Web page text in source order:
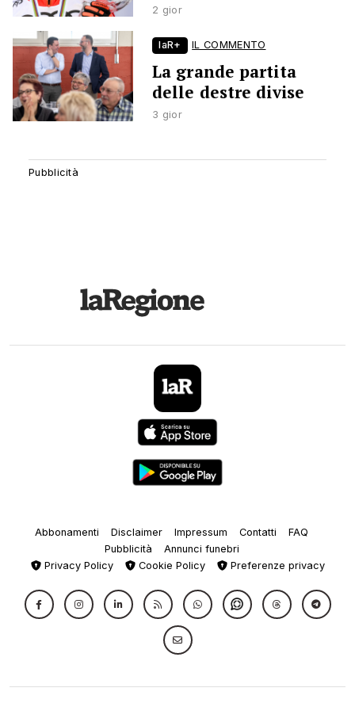
2 gior
laR+ IL COMMENTO
La grande partita
delle destre divise
3 gior
Abbonamenti Disclaimer Impressum Contatti
FAQ
Pubblicità
Annunci funebri
Privacy Policy
Cookie Policy Preferenze privacy